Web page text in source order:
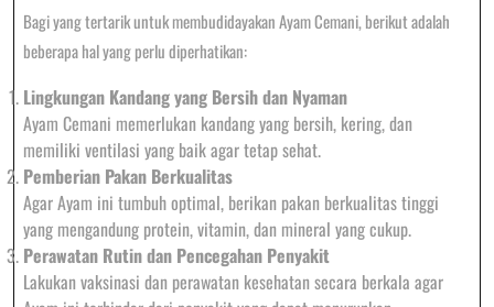
Bagi yang tertarik untuk membudidayakan Ayam Cemani, berikut adalah
beberapa hal yang perlu diperhatikan:
Lingkungan Kandang yang Bersih dan Nyaman
Ayam Cemani memerlukan kandang yang bersih, kering, dan
memiliki ventilasi yang baik agar tetap sehat.
Pemberian Pakan Berkualitas
Agar Ayam ini tumbuh optimal, berikan pakan berkualitas tinggi
yang mengandung protein, vitamin, dan mineral yang cukup.
Perawatan Rutin dan Pencegahan Penyakit
Lakukan vaksinasi dan perawatan kesehatan secara berkala agar